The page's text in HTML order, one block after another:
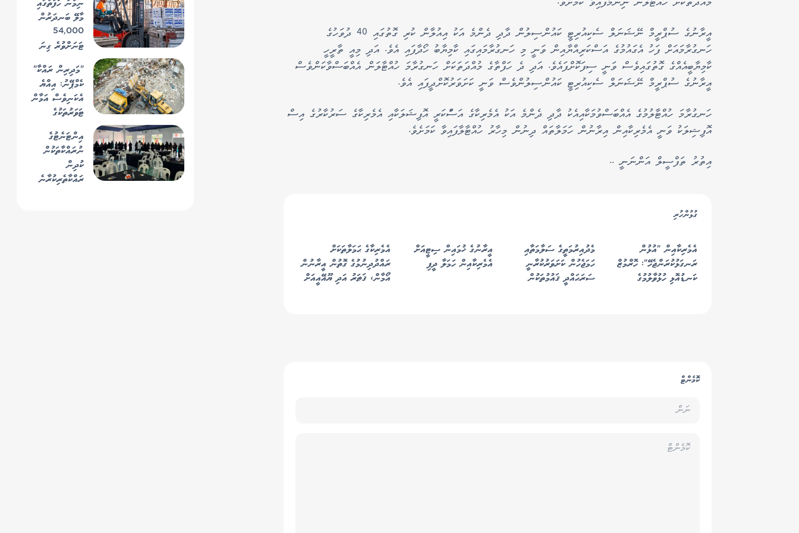
އީރާނުގެ ސުޕްރީމް ނޭޝަނަލް ސެކިއުރިޓީ ކައުންސިލުން ދާދި ދެންމެ އަކު އިއުލާން ކުރި ގޮތުގައި 40 ދުވަހުގެ
ހަނގުރާމައަށް ފަހު އެގައުމުގެ އަސްކަރިއްޔާއިން ވަނީ މި ހަނގުރާމައިގައި ކާމިޔާބު ހޯދާފައި އެވެ. އަދި މިއީ ތާރީހީ
ކާމިޔާބީއެއްގެ ގޮތުގައިވެސް ވަނީ ސިފަކޮށްފައެވެ. އަދި ދެ ހަފްތާގެ މުއްދަތަކަށް ހަނގުރާމަ ހުއްޓާލަން އެއްބަސްވާކަންވެސް
އީރާނުގެ ސުޕްރީމް ނޭޝަނަލް ސެކިއުރިޓީ ކައުންސިލުންވެސް ވަނީ ކަށަވަރުކޮށްދީފައި އެވެ.
ހަނގުރާމަ ހުއްޓާލުމުގެ އެއްބަސްވުމަކާއިއެކު ދާދި ދެންމެ އަކު އެމެރިކާގެ އަސްަކަރީ އޮފިޝަލަކާއި އެމެރިކާގެ ސަރުކާރުގެ އިސް
އޮފިޝިލަކު ވަނީ އެމެރިކާއިން އިރާނުން ހަމަލާތައް ދިނުން މިހާރު ހުއްޓާލާފައިވާ ކަމަށެވެ.
އިތުރު ތަފްސީލް އަންނަނީ ..
ކޮމެންޓް
ގުޅުންހުރި
އެމެރިކާއިން "އުޅުން
ރަނގަޅުކުރަންޖެހޭ": ހޮރްމުޒް
ކަނޑުއޮޅި ހުޅުވާލުމުގެ
މެދުއިރުމަތީގެ ސަލާމަތާއި
ހަމަޖެހުން ކަށަވަރުކުރާނީ
ސަރަޙައްދީ ޤައުމުތަކުން
އީރާނުގެ ޚުމައިން ސިޓީއަށް
އެމެރިކާއިން ހަމަލާ ދީފި
އެމެރިކާގެ ޙަމަލާތަކަށް
ރައްދުދިނުމުގެ ގޮތުން އީރާނުން
އޯމާން، ޤަޠަރު އަދި ޔޫއޭއީއަށް
ނިމުނު ހަފުތާގައި
މާލޭ ބަނދަރުން
54,000
ޓަނަށްވުރެ ގިނަ
"މަދިރިން ރައްކާ"
ކެމްޕޭނު: އިއްޔެ
އެކަނިވެސް އަމާން
ޓަވަރުތަކުގެ
670 ޓަނުގެ ކުނި
އުކާލައިފި
އިންޓަނެޓުގެ
ނުރައްކާތަކުން
ކުދިން
ރައްކާތެރިކުރާނެ